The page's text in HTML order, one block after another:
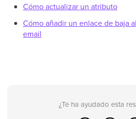
Cómo actualizar un atributo
Cómo añadir un enlace de baja
email
¿Te ha ayudado esta